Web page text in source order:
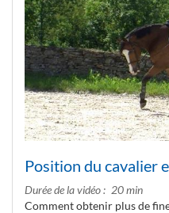
Position du cavalier
Durée de la vidéo
20 min
Comment obtenir plus de